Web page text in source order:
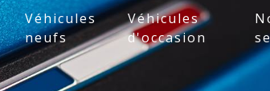
Véhicules
neufs
Véhicules
d'occasion